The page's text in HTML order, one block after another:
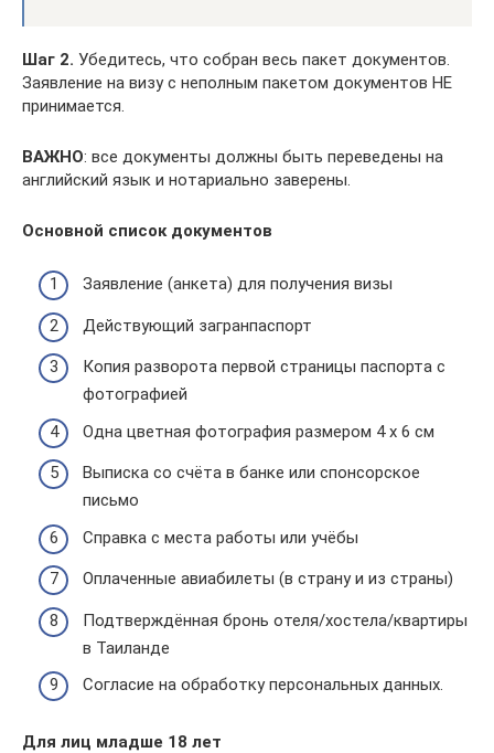
Шаг 2. Убедитесь, что собран весь пакет документов.
Заявление на визу с неполным пакетом документов НЕ
принимается.
ВАЖНО: все документы должны быть переведены на
английский язык и нотариально заверены.
Основной список документов
Заявление (анкета) для получения визы
Действующий загранпаспорт
Копия разворота первой страницы паспорта с
фотографией
Одна цветная фотография размером 4 x 6 см
Выписка со счёта в банке или спонсорское
письмо
Справка с места работы или учёбы
Оплаченные авиабилеты (в страну и из страны)
Подтверждённая бронь отеля/хостела/квартиры
в Таиланде
Согласие на обработку персональных данных.
Для лиц младше 18 лет